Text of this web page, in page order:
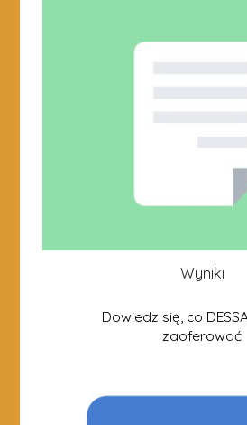
Wyniki
Dowiedz się, co
zaoferować